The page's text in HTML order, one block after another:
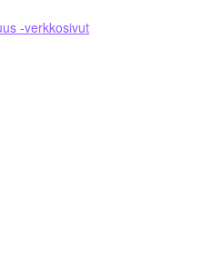
-verkkosivut